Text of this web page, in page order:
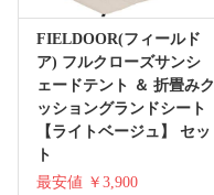
FIELDOOR(フィールド
ア) フルクローズサンシ
ェードテント ＆ 折畳みク
ッショングランドシート
【ライトベージュ】 セッ
ト
最安値 ￥3,900